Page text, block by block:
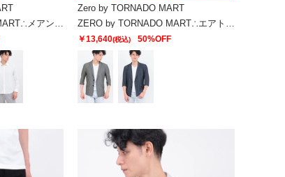
Zero by TORNADO MART
￥13,640(税込) 50%OFF